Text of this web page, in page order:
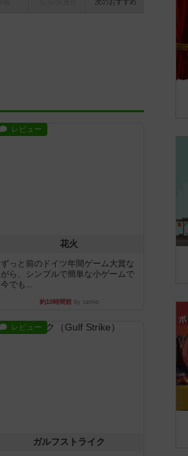
次のおすすめ
レビュー
花火
ずっと前のドイツ年間ゲーム大賞な
がら、シンプルで簡単な小ゲームで
今でも...
約10時間前by tamio
レビュー
ガルフストライク